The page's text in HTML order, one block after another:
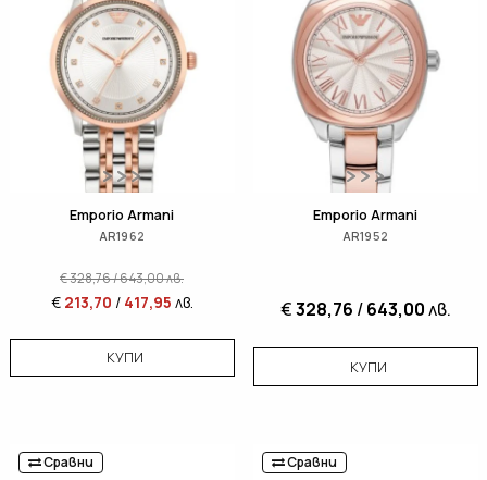
Emporio Armani
AR1962
€328,76/643,00лв.
€ 213,70 / 417,95 лв.
КУПИ
Emporio Armani
AR1952
€328,76 /643,00лв.
КУПИ
Сравни Сравни